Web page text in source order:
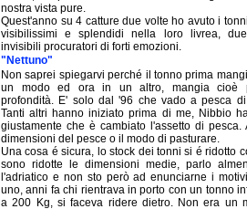
nostra vista pure.
Quest'anno su 4 catture due volte ho avuto i
visibilissimi e splendidi nella loro livrea,
invisibili procuratori di forti emozioni.
"Nettuno"
Non saprei spiegarvi perché il tonno prima
un modo ed ora in un altro, mangia cioè
profondità. E' solo dal '96 che vado a pesca
Tanti altri hanno iniziato prima di me, Nibbio
giustamente che è cambiato l'assetto di pesca.
dimensioni del pesce o il modo di pasturare.
Una cosa é sicura, lo stock dei tonni si é ridotto
sono ridotte le dimensioni medie, parlo
l'adriatico e non sto però ad enunciarne i
uno, anni fa chi rientrava in porto con un tonno
a 200 Kg, si faceva ridere dietro. Non era un